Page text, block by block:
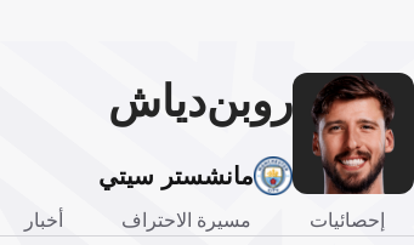
روبندياش
مانشستر سيتي
إحصائيات مسيرة الاحتراف أخبار